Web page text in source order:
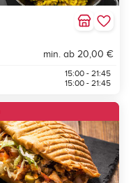
min. ab 20,00 €
15:00 - 21:45
15:00 - 21:45